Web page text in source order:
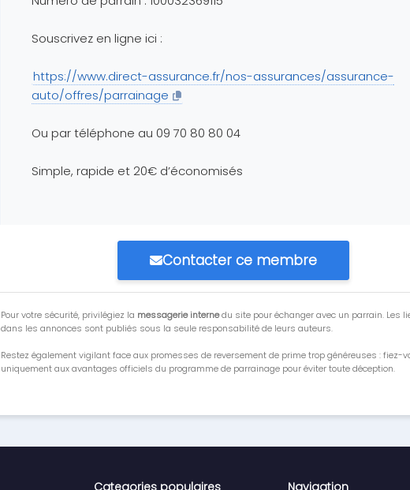
Souscrivez en ligne ici :
https://www.direct-assurance.fr/nos-assurances/assurance-
auto/offres/parrainage
Ou par téléphone au 09 70 80 80 04
Simple, rapide et 20€ d’économisés
Contacter ce membre
Pour votre sécurité, privilégiez la messagerie internedu site pour échanger avec un parrain. Les
dans les annonces sont publiés sous la seule responsabilité de leurs auteurs.
Restez également vigilant face aux promesses de reversement de prime trop généreuses : fiez-
uniquement aux avantages officiels du programme de parrainage pour éviter toute déception.
Categories populaires Navigation